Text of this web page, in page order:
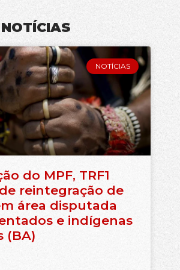
NOTÍCIAS
do MPF, TRF1
reintegração de
área disputada
e indígenas
(BA)